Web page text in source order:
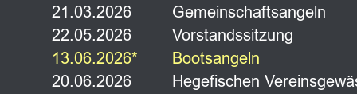
21.03.2026
Gemeinschaftsangeln
22.05.2026
Vorstandssitzung
13.06.2026*
Bootsangeln
20.06.2026
Hegefischen